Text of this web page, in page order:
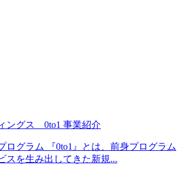
ングス 0to1 事業紹介
ログラム 『0to1』とは、前身プログラム
スを生み出してきた新規...